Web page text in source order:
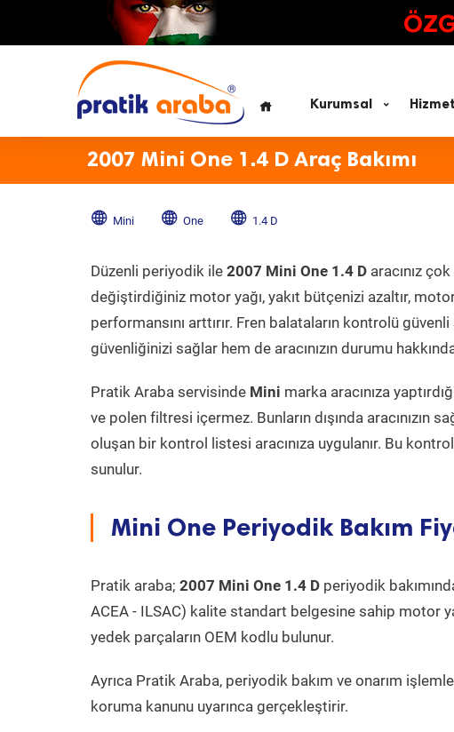
Kurumsal
2007 Mini One 1.4 D Araç Bakımı
Mini One 1.4 D
Düzenli periyodik ile 2007 Mini One 1.4 D aracınız
değiştirdiğiniz motor yağı, yakıt bütçenizi azaltır,
performansını arttırır. Fren balataların kontrolü
güvenliğinizi sağlar hem de aracınızın durumu
Pratik Araba servisinde Mini marka aracınıza
ve polen filtresi içermez. Bunların dışında aracınızın
oluşan bir kontrol listesi aracınıza uygulanır. Bu
sunulur.
Mini One Periyodik Bakım
Pratik araba; 2007 Mini One 1.4 D periyodik
ACEA - ILSAC) kalite standart belgesine sahip motor
yedek parçaların OEM kodlu bulunur.
Ayrıca Pratik Araba, periyodik bakım ve onarım
koruma kanunu uyarınca gerçekleştirir.